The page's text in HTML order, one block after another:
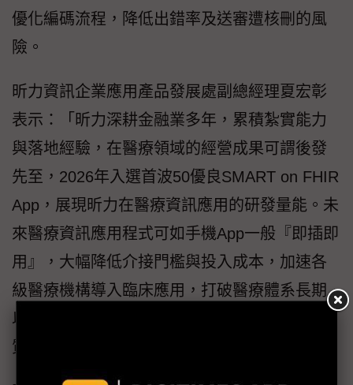
優化編碼流程，降低出錯率及送審遭核刪的風
險。
昕力資訊企業應用產品發展處副總經理夏宏彰
表示：「昕力深耕金融業多年，累積紮實能力
與落地經驗，在醫療領域的經營成果可謂後發
先至，2026年入選首波50優良SMART on FHIR
App，展現昕力在醫療資訊應用的研發量能。未
來醫療資訊應用程式可如手機App一般『即插即
用』，大幅降低介接門檻與投入成本，加速各
級醫療機構導入臨床應用，打破醫療體系長期
以來數據各自為政的困境，帶動診療效率與品
質提升。」